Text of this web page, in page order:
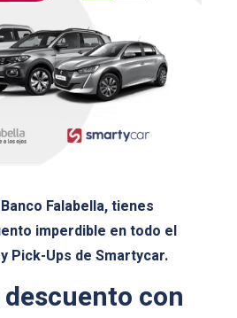
Falabella, tienes
imperdible en todo el
Pick-Ups de Smartycar.
con